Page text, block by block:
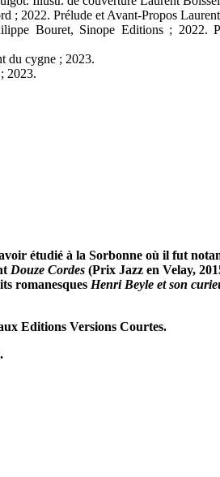
; 2022. Prélude et Avant-Propos
Bouret, Sinope Editions ; 2022.
du cygne ; 2023.
2023.
étudié à la Sorbonne où il fut
Douze Cordes (Prix Jazz en Velay,
romanesques Henri Beyle et son
Editions Versions Courtes.